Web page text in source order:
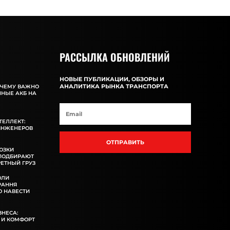
ВАЖНО
АКБ НА
ГРУЗ
НАВЕСТИ
И КОМФОРТ
РАССЫЛКА ОБНОВЛЕНИЙ
НОВЫЕ ПУБЛИКАЦИИ, ОБЗОРЫ И
АНАЛИТИКА РЫНКА ТРАНСПОРТА
ОТПРАВИТЬ